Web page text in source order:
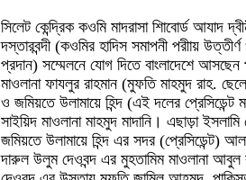
সিলেট কেন্দ্রিক কওমি মাদরাসা শিাবোর্ড আযাদ
দস্তারবন্দী (কওমির হাদিস সমাপনী পরীায়
প্রদান) সম্মেলনে যোগ দিতে বাংলাদেশে আসছেন
মাওলানা ফাযলুর রাহমান (মুফতি মাহমুদ রাহ.
ও জমিয়তে উলামায়ে হিন্দ (এই দলের প্রেসিডেন্ট
সাইয়িদ মাওলানা মাহমুদ মাদানি। এছাড়া
জমিয়তে উলামায়ে হিন্দ এর সদর (প্রেসিডেন্ট)
দারুল উলুম দেওবন্দ এর মুহতামিম মাওলানা আবুল